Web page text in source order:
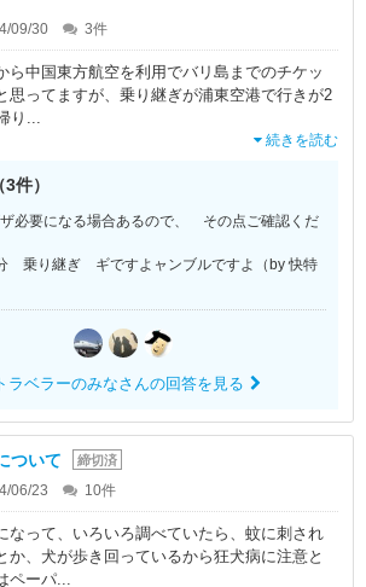
09/30 3件
ら中国東方航空を利用でバリ島までのチケッ
思ってますが、乗り継ぎが浦東空港で行きが2
り
続きを読む
件）
必要になる場合あるので、 その点ご確認くだ
乗り継ぎ ギですよャンブルですよ（by 快特
ラベラーのみなさんの回答を見る
ついて 締切済
06/23 10件
って、いろいろ調べていたら、蚊に刺され
か、犬が歩き回っているから狂犬病に注意と
ペーパ...